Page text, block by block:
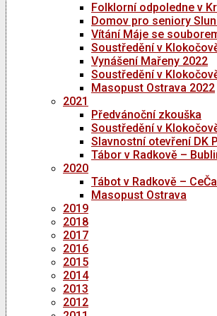
Folklorní odpoledne v
Domov pro seniory
Vítání Máje se
Soustředění v
Vynášení Mařeny 2022
Soustředění v
Masopust Ostrava 2022
2021
Předvánoční zkouška
Soustředění v
Slavnostní otevření DK
Tábor v Radkově –
2020
Tábot v Radkově –
Masopust Ostrava
2019
2018
2017
2016
2015
2014
2013
2012